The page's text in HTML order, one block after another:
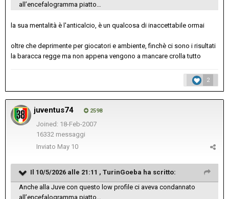
all’encefalogramma piatto…
la sua mentalità è l'anticalcio, è un qualcosa di inaccettabile ormai
oltre che deprimente per giocatori e ambiente, finchè ci sono i risultati
la baracca regge ma non appena vengono a mancare crolla tutto
2
juventus74 2598
Joined: 18-Feb-2007
16332 messaggi
Inviato May 10
Il 10/5/2026 alle 21:11 , TurinGoeba ha scritto:
Anche alla Juve con questo low profile ci aveva condannato
all’encefalogramma piatto…